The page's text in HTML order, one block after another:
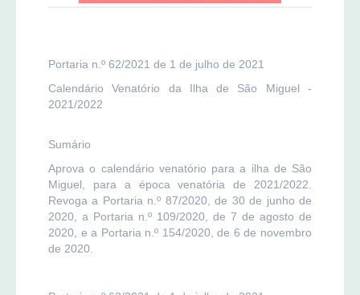
Portaria n.º 62/2021 de 1 de julho de 2021
Calendário Venatório da Ilha de São Miguel -
2021/2022
Sumário
Aprova o calendário venatório para a ilha de São
Miguel, para a época venatória de 2021/2022.
Revoga a Portaria n.º 87/2020, de 30 de junho de
2020, a Portaria n.º 109/2020, de 7 de agosto de
2020, e a Portaria n.º 154/2020, de 6 de novembro
de 2020.